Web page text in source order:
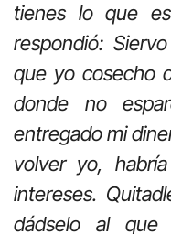
tienes lo que
respondió:
que yo cosecho
donde no
entregado mi
volver yo,
intereses.
dádselo al que